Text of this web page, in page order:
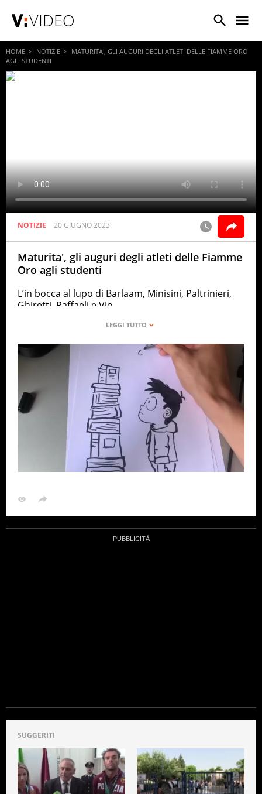
VIDEO
HOME NOTIZIE
MATURITA', GLI AUGURI DEGLI ATLETI DELLE FIAMME ORO
AGLI STUDENTI
NOTIZIE 20 GIUGNO 2023
Maturita', gli auguri degli atleti delle Fiamme
Oro agli studenti
L’in bocca al lupo di Barlaam, Minisini, Paltrinieri,
Ghiretti, Raffaeli e Vio
SUGGERITI